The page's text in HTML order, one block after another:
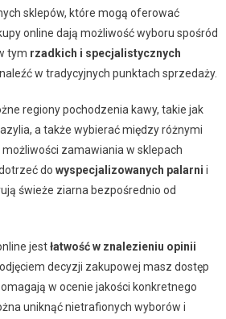
sklepów, które mogą oferować
online dają możliwość wyboru spośród
tym rzadkich i specjalistycznych
w tradycyjnych punktach sprzedaży.
regiony pochodzenia kawy, takie jak
a także wybierać między różnymi
zamawiania w sklepach
do wyspecjalizowanych palarni i
świeże ziarna bezpośrednio od
jestłatwość w znalezieniu opinii
decyzji zakupowej masz dostęp
w ocenie jakości konkretnego
uniknąć nietrafionych wyborów i